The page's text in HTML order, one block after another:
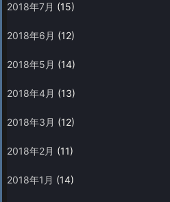
2018年7月 (15)
2018年6月 (12)
2018年5月 (14)
2018年4月 (13)
2018年3月 (12)
2018年2月 (11)
2018年1月 (14)